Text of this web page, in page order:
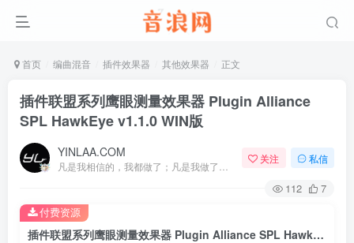
首页 编曲混音 插件效果器 其他效果器 正文
插件联盟系列鹰眼测量效果器 Plugin Alliance
SPL HawkEye v1.1.0 WIN版
YINLAA.COM 关注 私信
112 7
插件联盟系列鹰眼测量效果器 Plugin Alliance SPL HawkEye v1.1.0 WIN版
付费资源